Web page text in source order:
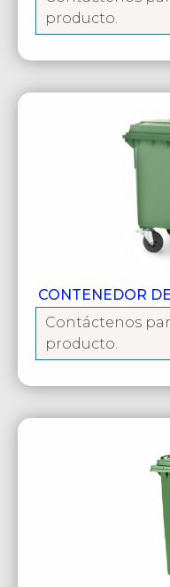
producto.
CONTENEDOR
Contáctenos
producto.